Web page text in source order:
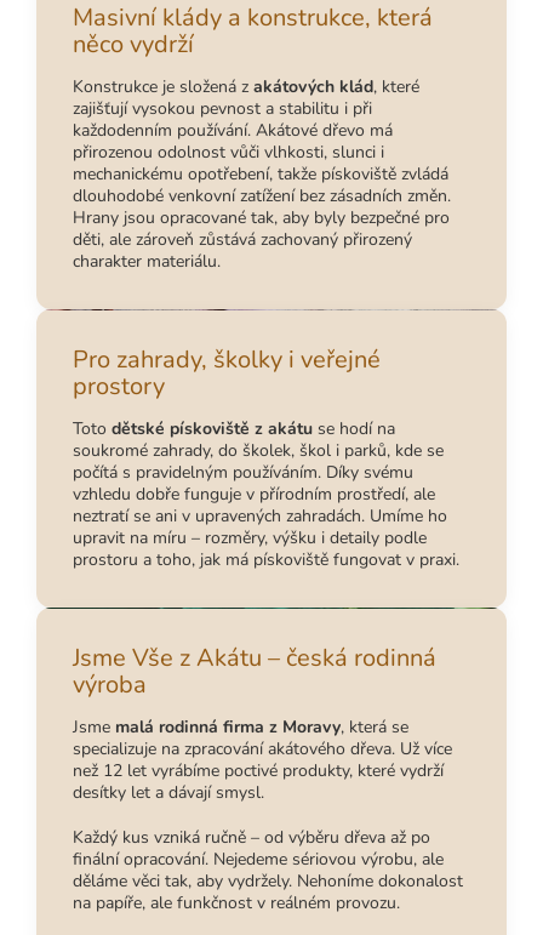
Masivní klády a konstrukce, která
něco vydrží
Konstrukce je složená z akátových klád, které
zajišťují vysokou pevnost a stabilitu i při
každodenním používání. Akátové dřevo má
přirozenou odolnost vůči vlhkosti, slunci i
mechanickému opotřebení, takže pískoviště zvládá
dlouhodobé venkovní zatížení bez zásadních změn.
Hrany jsou opracované tak, aby byly bezpečné pro
děti, ale zároveň zůstává zachovaný přirozený
charakter materiálu.
Pro zahrady, školky i veřejné
prostory
Toto dětské pískoviště z akátu se hodí na
soukromé zahrady, do školek, škol i parků, kde se
počítá s pravidelným používáním. Díky svému
vzhledu dobře funguje v přírodním prostředí, ale
neztratí se ani v upravených zahradách. Umíme ho
upravit na míru – rozměry, výšku i detaily podle
prostoru a toho, jak má pískoviště fungovat v praxi.
Jsme Vše z Akátu – česká rodinná
výroba
Jsme malá rodinná firma z Moravy, která se
specializuje na zpracování akátového dřeva. Už více
než 12 let vyrábíme poctivé produkty, které vydrží
desítky let a dávají smysl.
Každý kus vzniká ručně – od výběru dřeva až po
finální opracování. Nejedeme sériovou výrobu, ale
děláme věci tak, aby vydržely. Nehoníme dokonalost
na papíře, ale funkčnost v reálném provozu.